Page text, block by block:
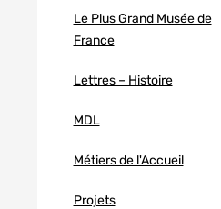
Le Plus Grand Musée de
France
Lettres – Histoire
MDL
Métiers de l'Accueil
Projets